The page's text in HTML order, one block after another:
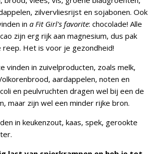
zilvervliesrijst en sojabonen. Ook
in a Fit Girl's favorite: chocolade! Alle
zijn erg rijk aan magnesium, dus pak
reep. Het is voor je gezondheid!
vinden in zuivelproducten, zoals melk,
aardappelen, noten en
en peulvruchten dragen wel bij een de
maar zijn wel een minder rijke bron.
in keukenzout, kaas, spek, gerookte